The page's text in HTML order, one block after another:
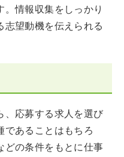
情報収集をしっかり
志望動機を伝えられる
、応募する求人を選び
であることはもちろ
どの条件をもとに仕事